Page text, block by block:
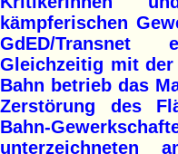
kämpferischen
GdED/
Gleichzeitig mit der
Bahn betrieb das
Zerstörung des
Bahn-